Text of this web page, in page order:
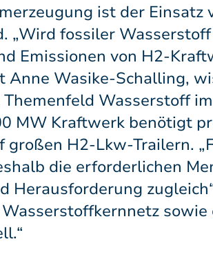
ist der Einsatz
„Wird fossiler
Emissionen von H2-
Anne Wasike-Schalling,
Wasserstoff
MW Kraftwerk benötigt
H2-Lkw-Trailern.
die erforderlichen